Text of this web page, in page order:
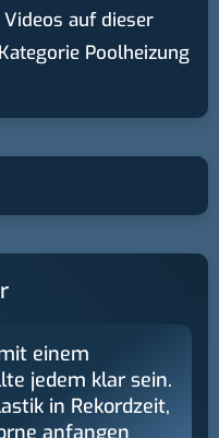
auf dieser
Poolheizung
einem
jedem klar sein.
in Rekordzeit,
anfangen